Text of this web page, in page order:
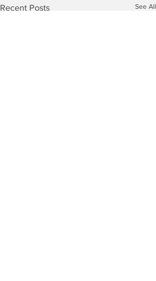
Recent Posts See All